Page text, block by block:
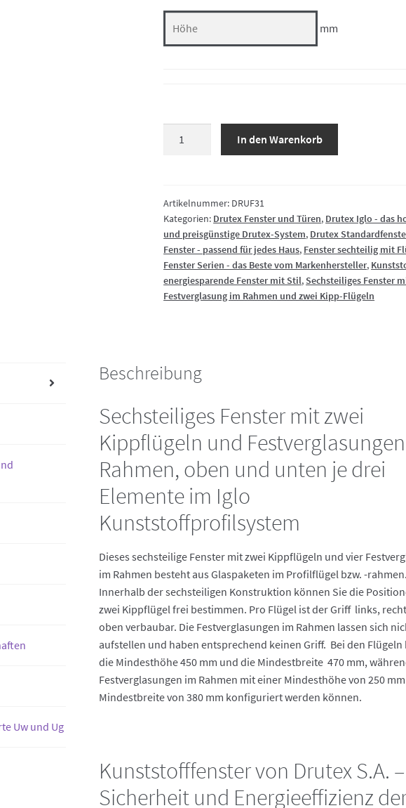
mm
im
Rahmen
und
zwei
Kipp-
Flügeln
In den Warenkorb
Artikelnummer: DRUF31
Kategorien: Drutex Fenster und Türen, Drutex Iglo - das
und preisgünstige Drutex-System, Drutex
Fenster - passend für jedes Haus, Fenster sechteilig mit
Fenster Serien - das Beste vom Markenhersteller,
energiesparende Fenster mit Stil, Sechsteiliges Fenster
Festverglasung im Rahmen und zwei Kipp-Flügeln
Uw und Ug
Beschreibung
Sechsteiliges Fenster mit zwei
Kippflügeln und
Rahmen, oben und unten je drei
Elemente im Iglo
Kunststoffprofilsystem
Dieses sechsteilige Fenster mit zwei Kippflügeln und vier
im Rahmen besteht aus Glaspaketen im Profilflügel bzw. -rahmen.
Innerhalb der sechsteiligen Konstruktion können Sie die
zwei Kippflügel frei bestimmen. Pro Flügel ist der Griff links,
oben verbaubar. Die Festverglasungen im Rahmen lassen sich
aufstellen und haben entsprechend keinen Griff. Bei den Flügeln
die Mindesthöhe 450 mm und die Mindestbreite 470 mm,
Festverglasungen im Rahmen mit einer Mindesthöhe von 250
Mindestbreite von 380 mm konfiguriert werden können.
Kunststofffenster von Drutex S.A. –
Sicherheit und Energieeffizienz